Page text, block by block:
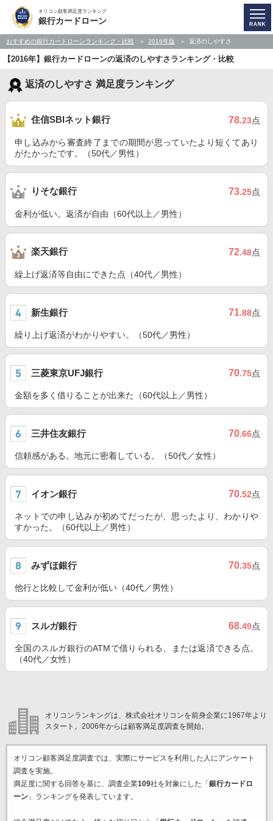
オリコン顧客満足度ランキング
銀行カードローン
おすすめの銀行カードローンランキング・比較 2016年版 返済のしやすさ
【2016年】銀行カードローンの返済のしやすさランキング・比較
返済のしやすさ 満足度ランキング
住信SBIネット銀行 78.23点
申し込みから審査終了までの期間が思っていたより短くてあり
がたかったです。（50代／男性）
りそな銀行 73.25点
金利が低い。返済が自由（60代以上／男性）
楽天銀行 72.48点
繰上げ返済等自由にできた点（40代／男性）
新生銀行 71.88点
繰り上げ返済がわかりやすい。（50代／男性）
三菱東京UFJ銀行 70.75点
金額を多く借りることが出来た（60代以上／男性）
三井住友銀行 70.66点
信頼感がある。地元に密着している。（50代／女性）
イオン銀行 70.52点
ネットでの申し込みが初めてだったが、思ったより、わかりや
すかった。（60代以上／男性）
みずほ銀行 70.35点
他行と比較して金利が低い（40代／男性）
スルガ銀行 68.49点
全国のスルガ銀行のATMで借りられる、または返済できる点。
（40代／女性）
オリコンランキングは、株式会社オリコンを前身企業に1967年より
スタート。2006年からは顧客満足度調査を開始。
オリコン顧客満足度調査では、実際にサービスを利用した 人にアンケート
調査を実施。
満足度に関する回答を基に、調査企業109社を対象にした「 銀行カードロ
ーン」ランキングを発表しています。